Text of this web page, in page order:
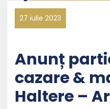
27 iulie 2023
Anunț
cazare &
Haltere –